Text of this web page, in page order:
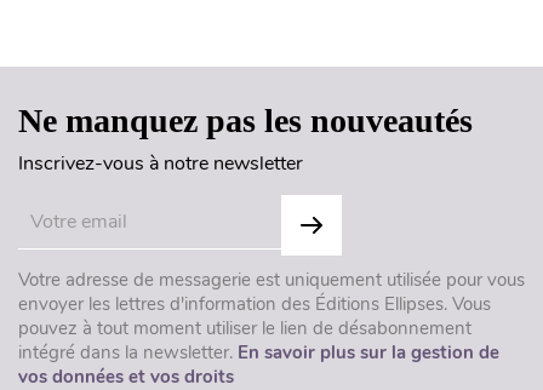
Ne manquez pas les nouveautés
Inscrivez-vous à notre newsletter
Votre adresse de messagerie est uniquement utilisée pour vous
envoyer les lettres d'information des Éditions Ellipses. Vous
pouvez à tout moment utiliser le lien de désabonnement
intégré dans la newsletter. En savoir plus sur la gestion de
vos données et vos droits